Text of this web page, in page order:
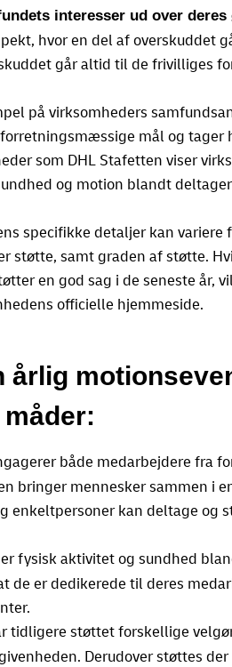
interesser ud over deres
hvor en del af overskuddet
går altid til de frivilliges
på virksomheders
mål og tager
som DHL Stafetten viser
og motion blandt
specifikke detaljer kan variere
støtte, samt graden af støtte.
en god sag i de seneste år,
officielle hjemmeside.
årlig
både medarbejdere fra
bringer mennesker sammen i
enkeltpersoner kan deltage og
fysisk aktivitet og sundhed
de er dedikerede til deres
tidligere støttet forskellige
Derudover støttes